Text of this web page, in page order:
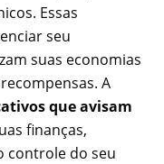
Essas
seu
suas economias
A
que avisam
finanças,
controle do seu